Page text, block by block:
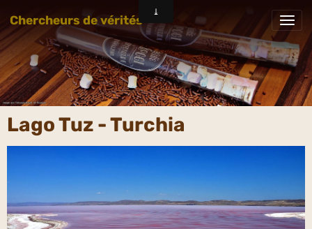
Chercheurs de vérités
Lago Tuz - Turchia